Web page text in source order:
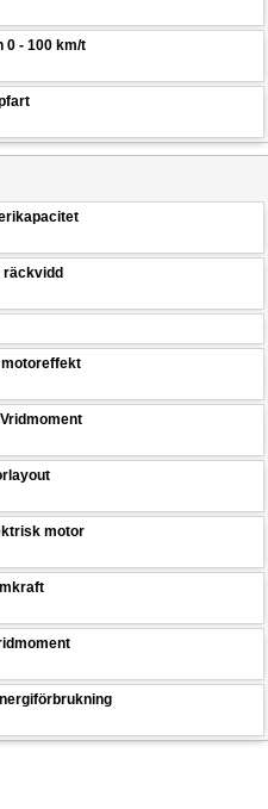
0 - 100 km/t
räckvidd
motor